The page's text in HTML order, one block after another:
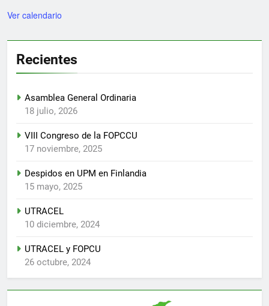
Ver calendario
Recientes
Asamblea General Ordinaria
18 julio, 2026
VIII Congreso de la FOPCCU
17 noviembre, 2025
Despidos en UPM en Finlandia
15 mayo, 2025
UTRACEL
10 diciembre, 2024
UTRACEL y FOPCU
26 octubre, 2024